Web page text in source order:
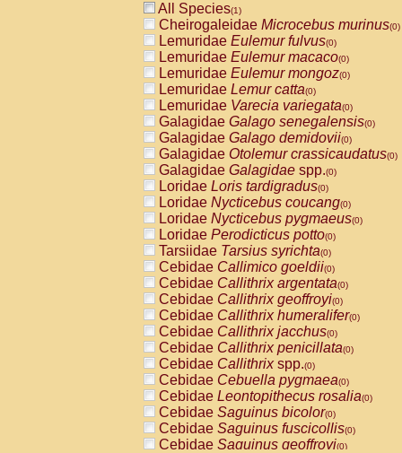
All Species(1)
Cheirogaleidae Microcebus murinus(0)
Lemuridae Eulemur fulvus(0)
Lemuridae Eulemur macaco(0)
Lemuridae Eulemur mongoz(0)
Lemuridae Lemur catta(0)
Lemuridae Varecia variegata(0)
Galagidae Galago senegalensis(0)
Galagidae Galago demidovii(0)
Galagidae Otolemur crassicaudatus(0)
Galagidae Galagidae spp.(0)
Loridae Loris tardigradus(0)
Loridae Nycticebus coucang(0)
Loridae Nycticebus pygmaeus(0)
Loridae Perodicticus potto(0)
Tarsiidae Tarsius syrichta(0)
Cebidae Callimico goeldii(0)
Cebidae Callithrix argentata(0)
Cebidae Callithrix geoffroyi(0)
Cebidae Callithrix humeralifer(0)
Cebidae Callithrix jacchus(0)
Cebidae Callithrix penicillata(0)
Cebidae Callithrixspp.(0)
Cebidae Cebuella pygmaea(0)
Cebidae Leontopithecus rosalia(0)
Cebidae Saguinus bicolor(0)
Cebidae Saguinus fuscicollis(0)
Cebidae Saguinus geoffroyi(0)